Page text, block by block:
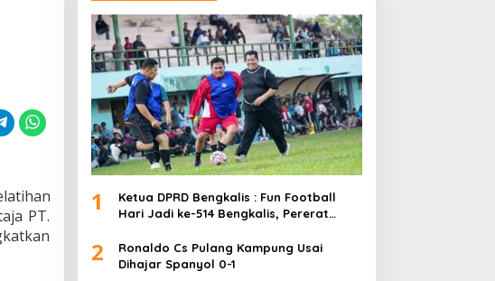
PT.
1
Ketua DPRD Bengkalis : Fun Football
Hari Jadi ke-514 Bengkalis, Pererat
2
Ronaldo Cs Pulang Kampung Usai
Dihajar Spanyol 0-1